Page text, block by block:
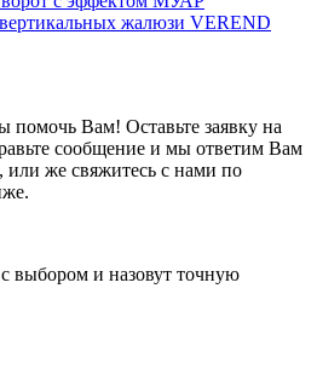
жалюзи VEREND
Вам! Оставьте заявку на
сообщение и мы ответим Вам
же свяжитесь с нами по
выбором и назовут точную